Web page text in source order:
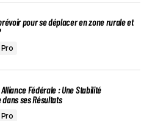
pour se déplacer en zone rurale et
Fédérale : Une Stabilité
ses Résultats